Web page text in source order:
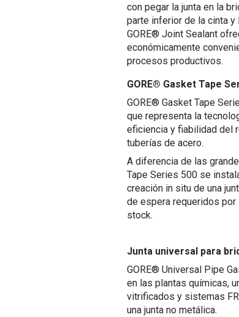
con pegar la junta en la
parte inferior de la cinta
GORE® Joint Sealant
económicamente
procesos productivos.
GORE® Gasket Tape
GORE® Gasket Tape
que representa la
eficiencia y fiabilidad del
tuberías de acero.
A diferencia de las
Tape Series 500 se
creación in situ de una
de espera requeridos
stock.
Junta universal para
GORE® Universal Pipe
en las plantas químicas,
vitrificados y sistemas
una junta no metálica.